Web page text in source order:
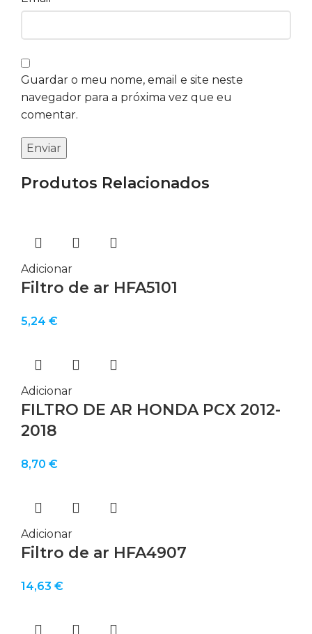
Guardar o meu nome, email e site neste
navegador para a próxima vez que eu
comentar.
Produtos Relacionados
Adicionar
Filtro de ar HFA5101
5,24 €
Adicionar
FILTRO DE AR HONDA PCX 2012-
2018
8,70 €
Adicionar
Filtro de ar HFA4907
14,63 €